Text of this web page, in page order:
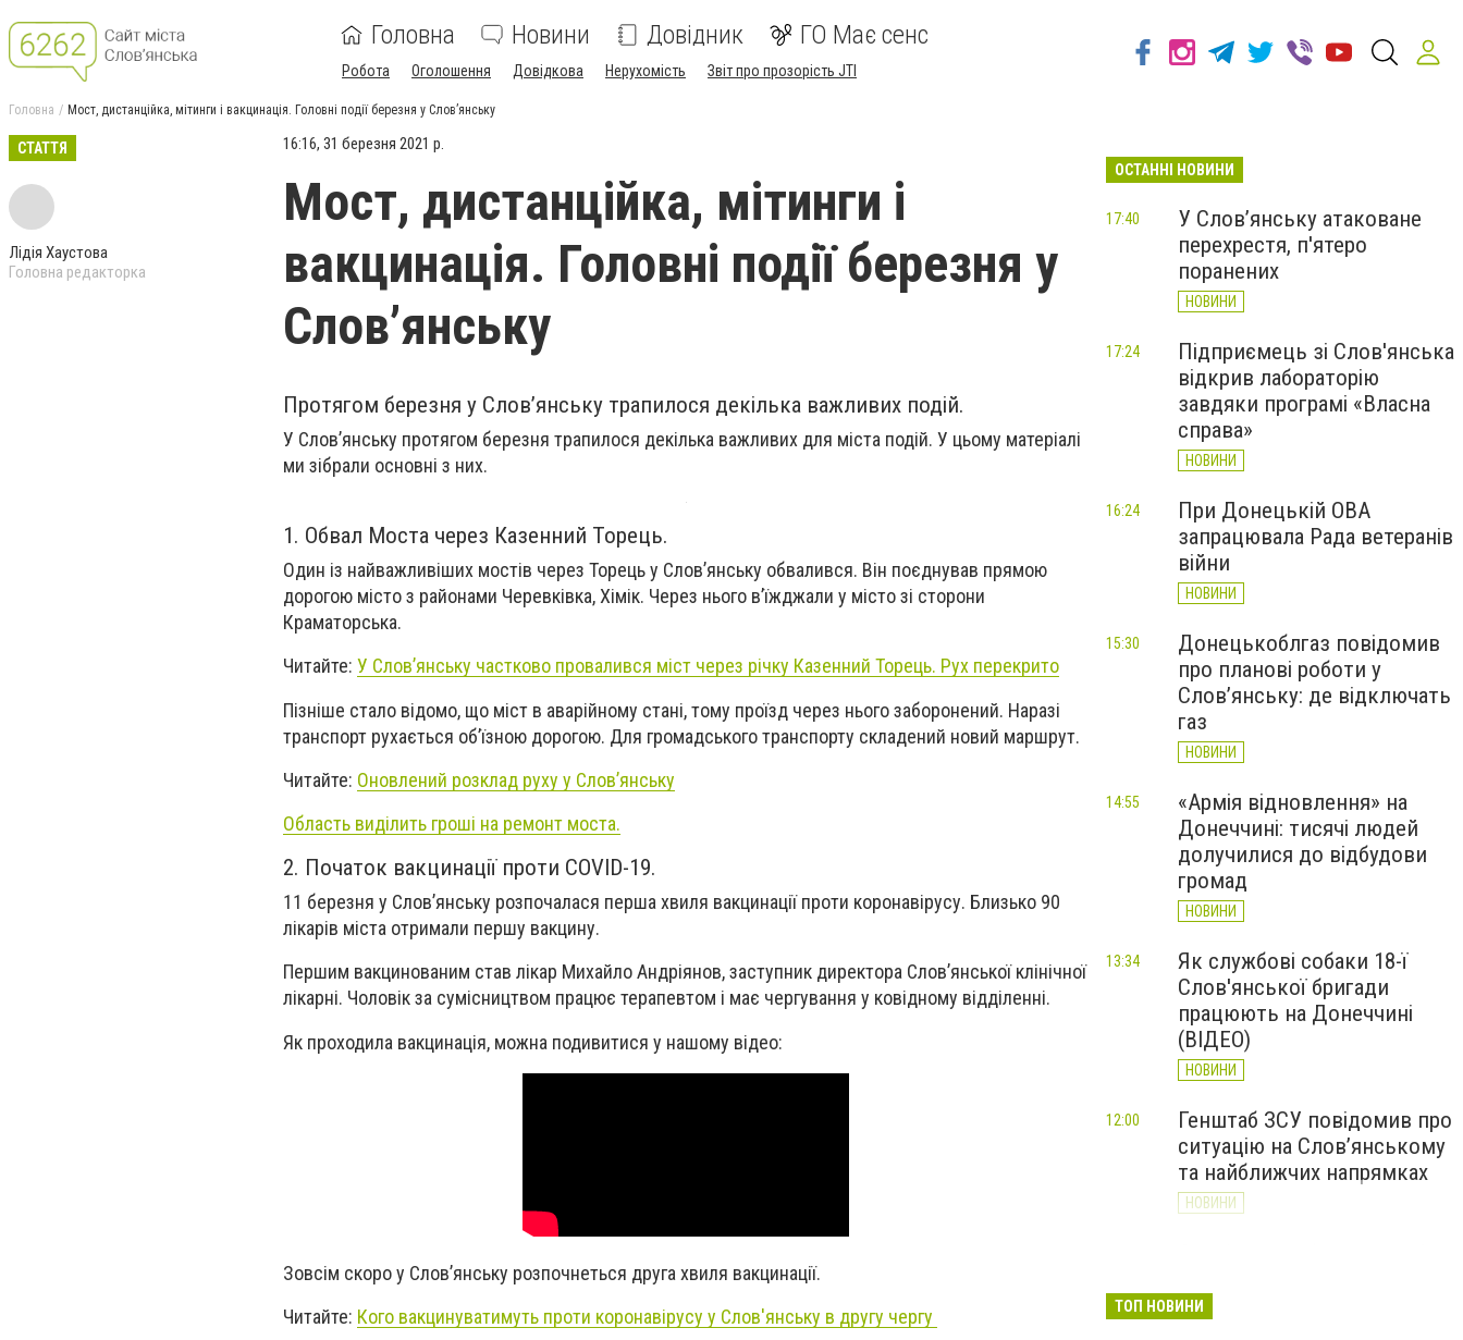
Головна Новини Довідник ГО Має сенс
Робота Оголошення Довідкова Нерухомість Звіт про прозорість JTI
Головна Мост, дистанційка, мітинги і вакцинація. Головні події березня у Слов’янську
СТАТТЯ
Лідія Хаустова
Головна редакторка
16:16, 31 березня 2021 р.
Мост, дистанційка, мітинги і
вакцинація. Головні події березня у
Слов’янську
Протягом березня у Слов’янську трапилося декілька важливих подій.
У Слов’янську протягом березня трапилося декілька важливих для міста подій. У цьому матеріалі
ми зібрали основні з них.
1. Обвал Моста через Казенний Торець.
Один із найважливіших мостів через Торець у Слов’янську обвалився. Він поєднував прямою
дорогою місто з районами Черевківка, Хімік. Через нього в’їжджали у місто зі сторони
Краматорська.
Читайте: У Слов’янську частково провалився міст через річку Казенний Торець. Рух перекрито
Пізніше стало відомо, що міст в аварійному стані, тому проїзд через нього заборонений. Наразі
транспорт рухається об’їзною дорогою. Для громадського транспорту складений новий маршрут.
Читайте: Оновлений розклад руху у Слов’янську
Область виділить гроші на ремонт моста.
2. Початок вакцинації проти COVID-19.
11 березня у Слов’янську розпочалася перша хвиля вакцинації проти коронавірусу. Близько 90
лікарів міста отримали першу вакцину.
Першим вакцинованим став лікар Михайло Андріянов, заступник директора Слов’янської клінічної
лікарні. Чоловік за сумісництвом працює терапевтом і має чергування у ковідному відділенні.
Як проходила вакцинація, можна подивитися у нашому відео:
Зовсім скоро у Слов’янську розпочнеться друга хвиля вакцинації.
Читайте: Кого вакцинуватимуть проти коронавірусу у Слов'янську в другу чергу
ОСТАННІ НОВИНИ
У Слов’янську атаковане
перехрестя, п'ятеро
поранених
НОВИНИ
17:40
Підприємець зі Слов'янська
відкрив лабораторію
завдяки програмі «Власна
справа»
НОВИНИ
17:24
При Донецькій ОВА
запрацювала Рада ветеранів
війни
НОВИНИ
16:24
Донецькоблгаз повідомив
про планові роботи у
Слов’янську: де відключать
газ
НОВИНИ
15:30
«Армія відновлення» на
Донеччині: тисячі людей
долучилися до відбудови
громад
НОВИНИ
14:55
Як службові собаки 18-ї
Слов'янської бригади
працюють на Донеччині
(ВІДЕО)
НОВИНИ
13:34
Генштаб ЗСУ повідомив про
ситуацію на Слов’янському
та найближчих напрямках
НОВИНИ
12:00
великої війни: 7 серпня
ТОП НОВИНИ